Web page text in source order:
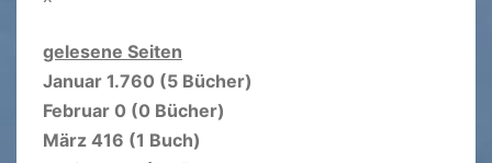
gelesene Seiten
Januar 1.760 (5 Bücher)
Februar 0 (0 Bücher)
März 416 (1 Buch)